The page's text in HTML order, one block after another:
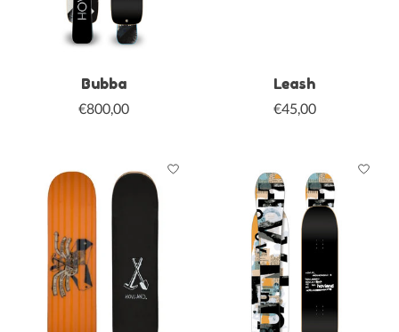
Bubba
€800,00
Leash
€45,00